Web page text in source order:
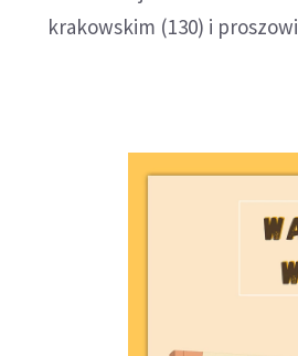
krakowskim (130) i